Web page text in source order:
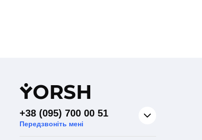
YORSH
+38 (095) 700 00 51
Передзвоніть мені